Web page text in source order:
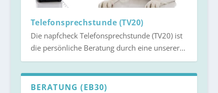
Telefonsprechstunde (TV20)
Die ​napfcheck Telefonsprechstunde (TV20) ist
die persönliche Beratung durch eine unserer...
BERATUNG (EB30)